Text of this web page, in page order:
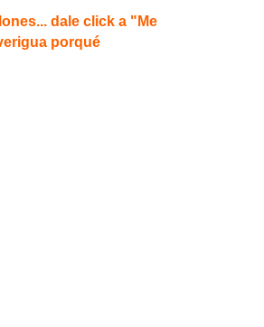
dale click a "Me
porqué